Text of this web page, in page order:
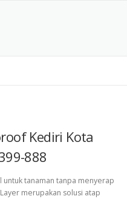
Kediri Kota
888
tanaman tanpa menyerap
merupakan solusi atap